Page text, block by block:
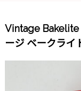
Vintage
ージ ベークライ